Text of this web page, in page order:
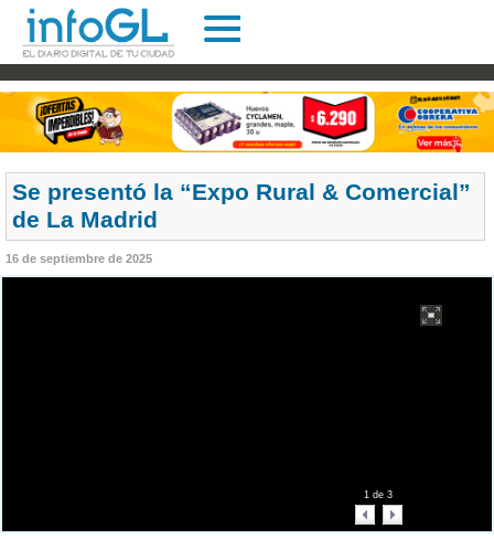
Se presentó la “Expo Rural & Comercial”
de La Madrid
16 de septiembre de 2025
1de 3